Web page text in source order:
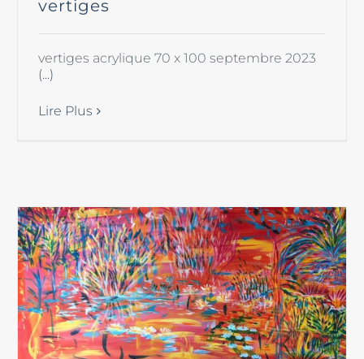
vertiges
vertiges acrylique 70 x 100 septembre 2023
(...)
Lire Plus